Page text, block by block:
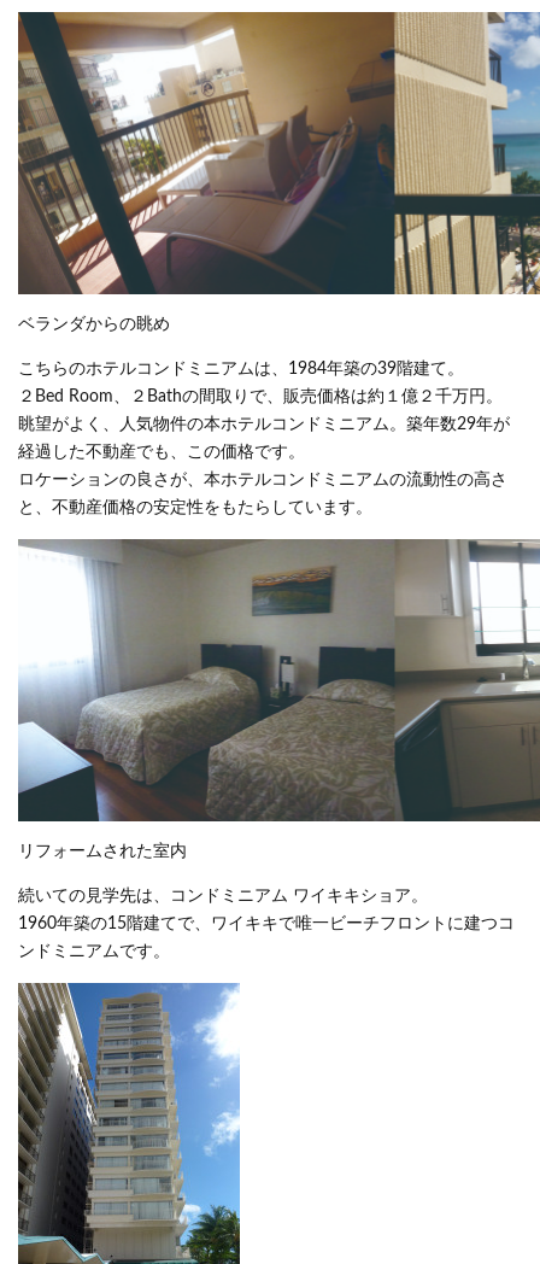
ベランダからの眺め
こちらのホテルコンドミニアムは、1984年築の39階建て。
２Bed Room、２Bathの間取りで、販売価格は約１億２千万円。
眺望がよく、人気物件の本ホテルコンドミニアム。築年数29年が
経過した不動産でも、この価格です。
ロケーションの良さが、本ホテルコンドミニアムの流動性の高さ
と、不動産価格の安定性をもたらしています。
リフォームされた室内
続いての見学先は、コンドミニアム ワイキキショア。
1960年築の15階建てで、ワイキキで唯一ビーチフロントに建つコ
ンドミニアムです。